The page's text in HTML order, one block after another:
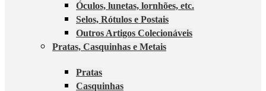
Óculos, lunetas, lornhões, etc.
Selos, Rótulos e Postais
Outros Artigos Colecionáveis
Pratas, Casquinhas e Metais
Pratas
Casquinhas